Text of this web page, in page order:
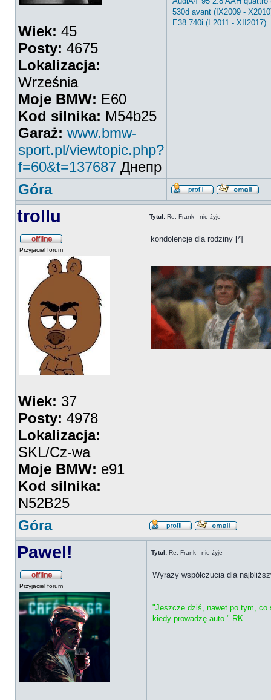
Wiek: 45
Posty: 4675
Lokalizacja:
Września
Moje BMW: E60
Kod silnika: M54b25
Garaż: www.bmw-
sport.pl/viewtopic.php?
f=60&t=137687 Днепр
530d avant (IX2009 -
E38 740i (I 2011 - XII2017)
Góra
trollu Tytuł: Re: Frank - nie żyje
Przyjaciel forum
Wiek: 37
Posty: 4978
Lokalizacja:
SKL/Cz-wa
Moje BMW: e91
Kod silnika:
N52B25
kondolencje dla rodziny [*]
Góra
Pawel! Tytuł: Re: Frank - nie żyje
Przyjaciel forum
Wyrazy współczucia dla
"Jeszcze dziś, nawet po tym, co
kiedy prowadzę auto." RK